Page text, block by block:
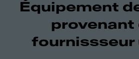
Équipement
provenant
fournissseur